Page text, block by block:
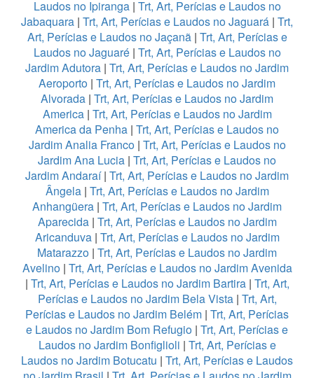
Laudos no Ipiranga| Trt, Art, Perícias e Laudos no
Jabaquara | Trt, Art, Perícias e Laudos no Jaguará | Trt,
Art, Perícias e Laudos no Jaçanã| Trt, Art, Perícias e
Laudos no Jaguaré| Trt, Art, Perícias e Laudos no
Jardim Adutora | Trt, Art, Perícias e Laudos no Jardim
Aeroporto | Trt, Art, Perícias e Laudos no Jardim
Alvorada | Trt, Art, Perícias e Laudos no Jardim
America| Trt, Art, Perícias e Laudos no Jardim
America da Penha | Trt, Art, Perícias e Laudos no
Jardim Analia Franco| Trt, Art, Perícias e Laudos no
Jardim Ana Lucia | Trt, Art, Perícias e Laudos no
Jardim Andaraí| Trt, Art, Perícias e Laudos no Jardim
Ângela| Trt, Art, Perícias e Laudos no Jardim
Anhangüera | Trt, Art, Perícias e Laudos no Jardim
Aparecida| Trt, Art, Perícias e Laudos no Jardim
Aricanduva| Trt, Art, Perícias e Laudos no Jardim
Matarazzo | Trt, Art, Perícias e Laudos no Jardim
Avelino| Trt, Art, Perícias e Laudos no Jardim Avenida
| Trt, Art, Perícias e Laudos no Jardim Bartira| Trt, Art,
Perícias e Laudos no Jardim Bela Vista| Trt, Art,
Perícias e Laudos no Jardim Belém | Trt, Art, Perícias
e Laudos no Jardim Bom Refugio | Trt, Art, Perícias e
Laudos no Jardim Bonfiglioli | Trt, Art, Perícias e
Laudos no Jardim Botucatu | Trt, Art, Perícias e Laudos